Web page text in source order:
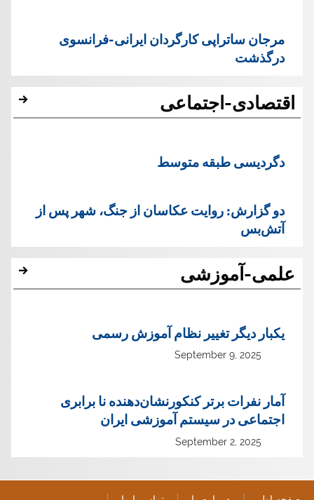
مرجان ساتراپی کارگردان ایرانی-فرانسوی
درگذشت
اقتصادی-اجتماعی
دگردیسی طبقه متوسط
دو گزارش: روایت عکاسان از جنگ، شهر پس از
آتش‌بس
علمی-آموزشی
یک‏بار دیگر تغییر نظام آموزش رسمی
September 9, 2025
آمار نفرات برتر کنکورنشان‌دهنده نا برابری
اجتماعی در سیستم آموزشی ایران
September 2, 2025